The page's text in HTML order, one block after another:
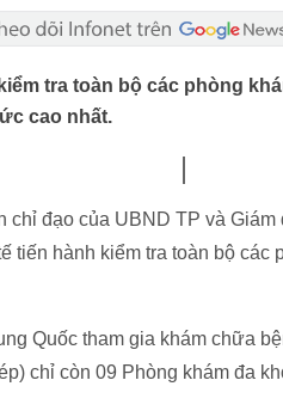
tra toàn bộ các phòng
cao nhất.
chỉ đạo của UBND TP và
tiến hành kiểm tra toàn bộ các
Quốc tham gia khám chữa
chỉ còn 09 Phòng khám đa